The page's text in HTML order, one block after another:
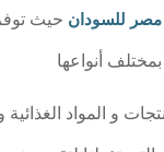
للسودان حيث
أنواعها
و المواد الغذائية